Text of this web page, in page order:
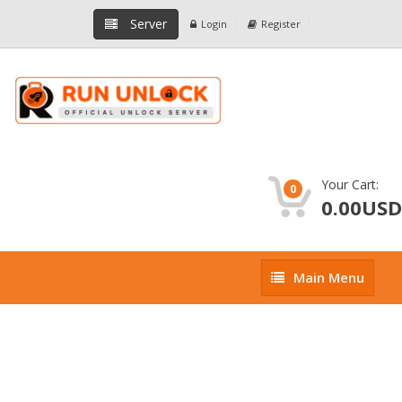
Server Login Register
0 Your Cart:
0.00USD
Main
Menu
Main Menu